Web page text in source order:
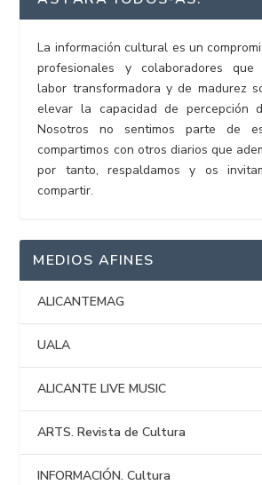
La información cultural es un
profesionales y colaboradores que
labor transformadora y de madurez
elevar la capacidad de percepción
Nosotros no sentimos parte de
compartimos con otros diarios que
por tanto, respaldamos y os
compartir.
MEDIOS AFINES
ALICANTEMAG
UALA
ALICANTE LIVE MUSIC
ARTS. Revista de Cultura
INFORMACIÓN. Cultura